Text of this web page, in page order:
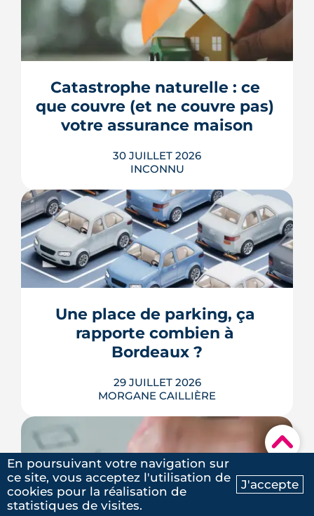
Ma recherche Contactez-nous
▾
La fin des zones à faibles émissions a
fait la une au printemps 2026, avant
d'être effacée par le Conseil
tient toujours et la vignette Crit'Air
reste la clé d'entrée dans l'intra-rocade.
LIRE L'ARTICLE
Catastrophe naturelle : ce
que couvre (et ne couvre pas)
votre assurance maison
30 JUILLET 2026
INCONNU
Franchise de 380 € ou 1 520 €, arrêté
interministériel obligatoire, exclusions
sur le jardin ou la piscine, cas épineux
des fissures de sécheresse : le régime
récemment réformées. Ce guide fait le
point, à jour de juillet 2026, sur vos
droits et ...
LIRE L'ARTICLE
Une place de parking, ça
rapporte combien à
Bordeaux ?
29 JUILLET 2026
MORGANE CAILLIÈRE
Combien rapporte une place de
parking à Bordeaux ? Prix de location
En poursuivant votre navigation sur
ce site, vous acceptez l'utilisation de
cookies pour la réalisation de
statistiques de visites.
J'accepte